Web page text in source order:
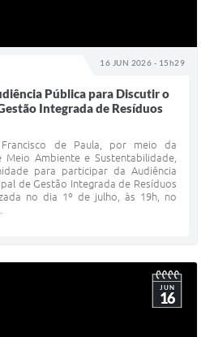
16 JUN 2026 - 15h29
Pública para Discutir o
Integrada de Resíduos
de Paula, por meio da
Meio Ambiente e Sustentabilidade,
para participar da Audiência
de Gestão Integrada de Resíduos
no dia 1º de julho, às 19h, no
JUN
16